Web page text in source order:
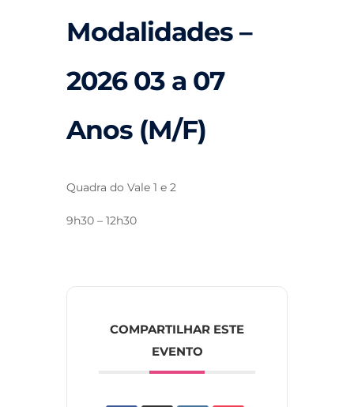
Modalidades –
2026 03 a 07
Anos (M/F)
Quadra do Vale 1 e 2
9h30 – 12h30
COMPARTILHAR ESTE
EVENTO